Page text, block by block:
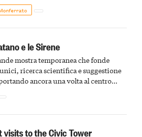
e le Sirene
mostra temporanea che fonde
ricerca scientifica e suggestione
ancora una volta al centro
le meraviglie del passato astigiano
visits to the Civic Tower